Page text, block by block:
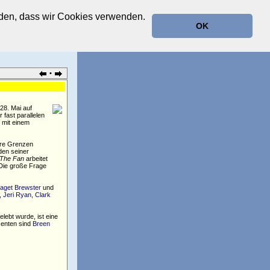
dass wir Cookies verwenden.
OK
•
Mai auf
fast parallelen
einem
Grenzen
seiner
The Fan arbeitet
große Frage
Brewster und
, Jeri Ryan, Clark
wurde, ist eine
sind Breen